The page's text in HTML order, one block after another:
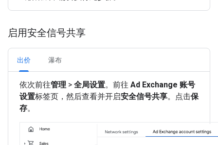
启用安全信号共享
出价 瀑布
依次前往管理 > 全局设置。前往 Ad Exchange 账号
设置标签页，然后查看并开启安全信号共享。点击保
存。